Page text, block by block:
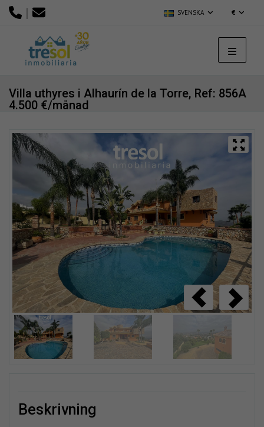
| SVENSKA €
Ref: 856A
Villa uthyres i Alhaurín de la Torre,
4.500 €/månad
beskrivning